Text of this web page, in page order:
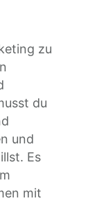
zu
du
und
Es
mit